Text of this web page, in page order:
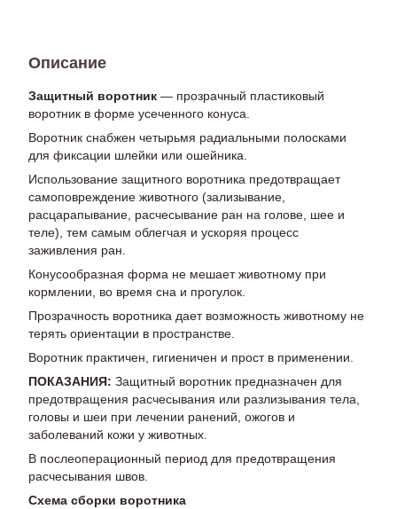
Описание
Защитный воротник — прозрачный пластиковый
воротник в форме усеченного конуса.
Воротник снабжен четырьмя радиальными полосками
для фиксации шлейки или ошейника.
Использование защитного воротника предотвращает
самоповреждение животного (зализывание,
расцарапывание, расчесывание ран на голове, шее и
теле), тем самым облегчая и ускоряя процесс
заживления ран.
Конусообразная форма не мешает животному при
кормлении, во время сна и прогулок.
Прозрачность воротника дает возможность животному не
терять ориентации в пространстве.
Воротник практичен, гигиеничен и прост в применении.
ПОКАЗАНИЯ: Защитный воротник предназначен для
предотвращения расчесывания или разлизывания тела,
головы и шеи при лечении ранений, ожогов и
заболеваний кожи у животных.
В послеоперационный период для предотвращения
расчесывания швов.
Схема сборки воротника